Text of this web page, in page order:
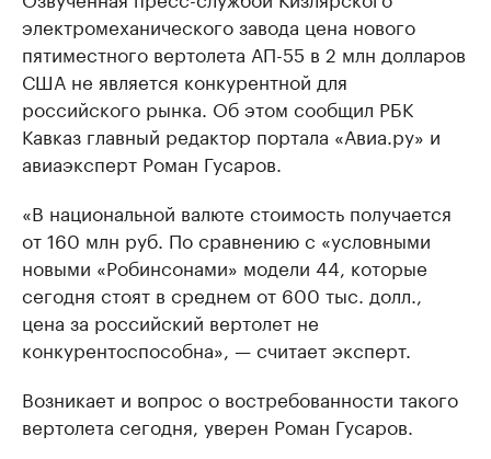
электромеханического завода цена нового
пятиместного вертолета АП-55 в 2 млн долларов
США не является конкурентной для
российского рынка. Об этом сообщил РБК
Кавказ главный редактор портала «Авиа.ру» и
авиаэксперт Роман Гусаров.
«В национальной валюте стоимость получается
от 160 млн руб. По сравнению с «условными
новыми «Робинсонами» модели 44, которые
сегодня стоят в среднем от 600 тыс. долл.,
цена за российский вертолет не
конкурентоспособна», — считает эксперт.
Возникает и вопрос о востребованности такого
вертолета сегодня, уверен Роман Гусаров.